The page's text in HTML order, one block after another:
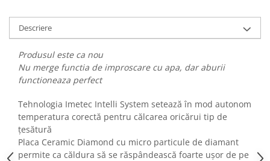
Climatizare & sisteme de incalzire
Electrocasnice pentru Bucatarie
Fiare de calcat si masini de cusut
Ingrijire Locuinta
Purificatoare de aer
Fashion
Bijuterii
Ceasuri barbatesti
Ceasuri dama
Descriere
Produsul este ca nou
Nu merge functia de improscare cu apa, dar aburii
functioneaza perfect
Tehnologia Imetec Intelli System setează în mod autonom
temperatura corectă pentru călcarea oricărui tip de
țesătură
Placa Ceramic Diamond cu micro particule de diamant
permite ca căldura să se răspândească foarte ușor de pe